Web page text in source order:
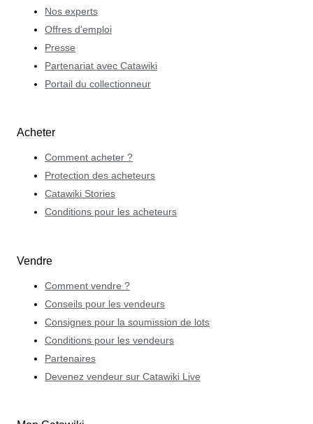
Nos experts
Offres d'emploi
Presse
Partenariat avec Catawiki
Portail du collectionneur
Acheter
Comment acheter ?
Protection des acheteurs
Catawiki Stories
Conditions pour les acheteurs
Vendre
Comment vendre ?
Conseils pour les vendeurs
Consignes pour la soumission de lots
Conditions pour les vendeurs
Partenaires
Devenez vendeur sur Catawiki Live